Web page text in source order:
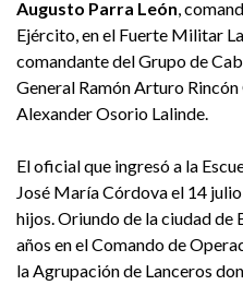
Augusto Parra León,
Ejército, en el Fuerte Militar
comandante del Grupo de
General Ramón Arturo
Alexander Osorio Lalinde.
El oficial que ingresó a la
José María Córdova el 14
hijos. Oriundo de la ciudad
años en el Comando de
la Agrupación de Lanceros